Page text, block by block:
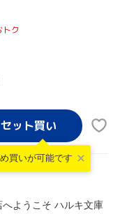
ク
買いが可能です
ようこそ ハルキ文庫